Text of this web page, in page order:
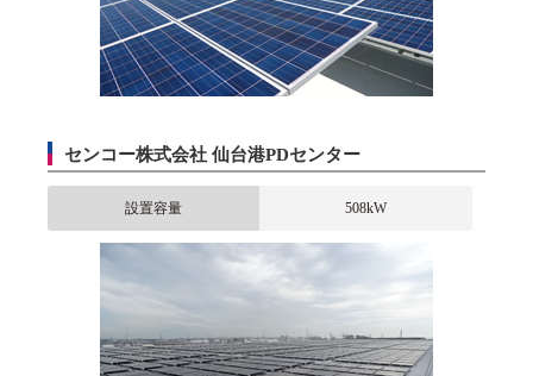
センコー株式会社 仙台港PDセンター
設置容量 508kW